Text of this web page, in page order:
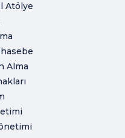
Atölye
Alma